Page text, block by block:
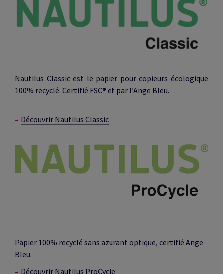
Nautilus Classic est le papier pour copieurs écologique
100% recyclé. Certifié FSC® et par l’Ange Bleu.
Découvrir Nautilus Classic
Papier 100% recyclé sans azurant optique, certifié Ange
Bleu.
Découvrir Nautilus ProCycle